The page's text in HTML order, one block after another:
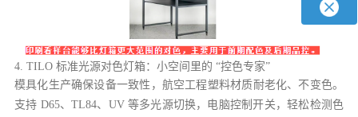
4. TILO 标准光源对色灯箱：小空间里的 “控色专家”
模具化生产确保设备一致性，航空工程塑料材质耐老化、不变色。
支持 D65、TL84、UV 等多光源切换，电脑控制开关，轻松检测色